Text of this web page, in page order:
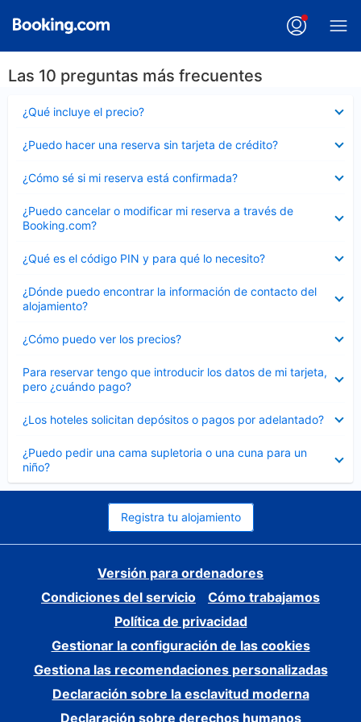
Las 10 preguntas más frecuentes
¿Qué incluye el precio?
cerrado
¿Puedo hacer una reserva sin tarjeta de crédito?
cerrado
¿Cómo sé si mi reserva está confirmada?
cerrado
¿Puedo cancelar o modificar mi reserva a través de
Booking.com?
cerrado
¿Qué es el código PIN y para qué lo necesito?
cerrado
¿Dónde puedo encontrar la información de contacto del
alojamiento?
cerrado
¿Cómo puedo ver los precios?
cerrado
Para reservar tengo que introducir los datos de mi tarjeta,
pero ¿cuándo pago?
cerrado
¿Los hoteles solicitan depósitos o pagos por adelantado?
cerrado
¿Puedo pedir una cama supletoria o una cuna para un
niño?
cerrado
Registra tu alojamiento
Versión para ordenadores
Condiciones del servicio
Cómo trabajamos
Política de privacidad
Gestionar la configuración de las cookies
Gestiona las recomendaciones personalizadas
Declaración sobre la esclavitud moderna
Declaración sobre derechos humanos